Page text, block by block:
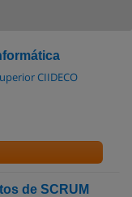
CIIDECO
de SCRUM